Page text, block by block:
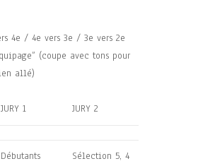
4e / 4e vers 3e / 3e vers 2e
(coupe avec tons pour
allé)
JURY 1 JURY 2
Débutants
Sélection 5, 4